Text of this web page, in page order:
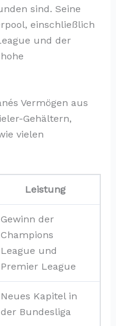
sind. Seine
einschließlich
und der
Vermögen aus
Gehältern,
vielen
Leistung
Gewinn der
Champions
League und
Premier League
Neues Kapitel in
der Bundesliga